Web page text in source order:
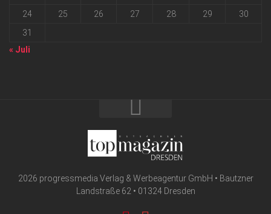
24
25 26 27 28 29
30
31
« Juli
2026 progressmedia Verlag & Werbeagentur GmbH • Bautzner
Landstraße 62 • 01324 Dresden